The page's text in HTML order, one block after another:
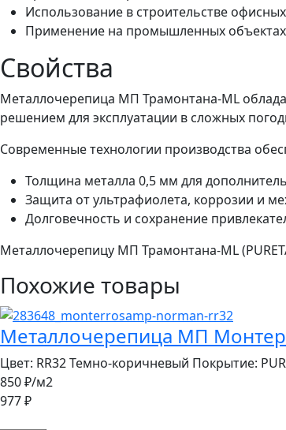
Использование в строительстве
Применение на промышленных
Свойства
Металлочерепица МП Трамонтана-ML
решением для эксплуатации в сложных
Современные технологии производства
Толщина металла 0,5 мм для
Защита от ультрафиолета, коррозии и
Долговечность и сохранение
Металлочерепицу МП Трамонтана-ML
Похожие товары
Металлочерепица МП
Цвет: RR32 Темно-коричневый Покрытие:
850 ₽/м2
977 ₽